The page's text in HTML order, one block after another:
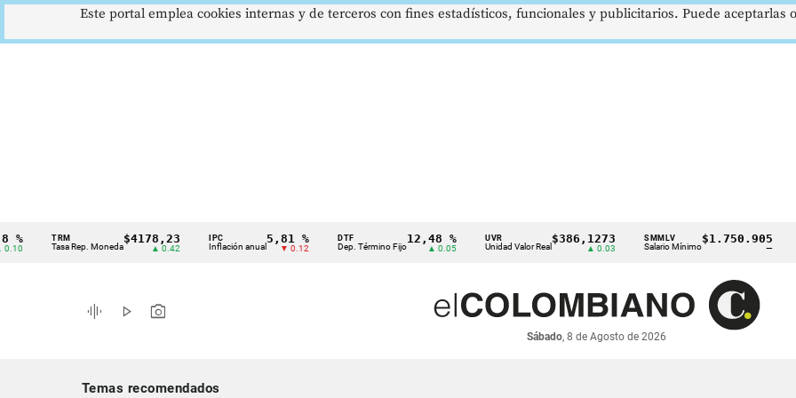
Cintillo
indicadores
económicos
TRM
Tasa Rep. Moneda
$4178,23
▲ 0.42
IPC
Inflación anual
5,81 %
▼ 0.12
DTF
Dep. Término Fijo
12,48 %
▲ 0.05
UVR
Unidad Valor Real
$386,1273 SMMLV
Salario Mínimo
$1.750.905 BRENT
Petróleo
graphic_eq play_arrow photo_camera
Sábado, 8 de Agosto de 2026
Temas recomendados
Este portal emplea cookies internas y de terceros con fines estadísticos, funcionales y publicitarios. Puede aceptarlas